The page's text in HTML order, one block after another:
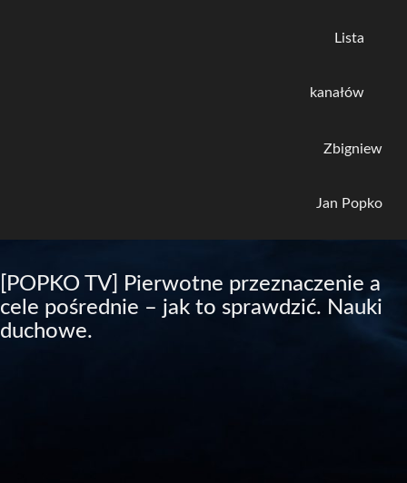
Lista
kanałów
Zbigniew
Jan Popko
[POPKO TV] Pierwotne przeznaczenie a
cele pośrednie – jak to sprawdzić. Nauki
duchowe.